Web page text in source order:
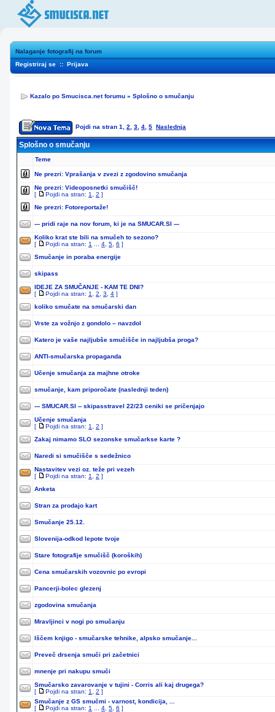
Nalaganje fotografij na forum
Registriraj se :: Prijava
Kazalo po Smucisca.net forumu » Splošno o smučanju
Pojdi na stran 1 2 3 4 5 Naslednja
Splošno o smučanju
Teme
Ne prezri: Vprašanja v zvezi z zgodovino smučanja
Ne prezri: Videoposnetki smučišč!
[
Pojdi na stran: 1 2 ]
Ne prezri: Fotoreportaže!
--- pridi raje na nov forum, ki je na SMUCAR.SI ---
Koliko krat ste bili na smučeh to sezono?
[
Pojdi na stran: 1 4 5 6 ]
Smučanje in poraba energije
skipass
IDEJE ZA SMUČANJE - KAM TE DNI?
[
Pojdi na stran: 1 2 3 4 ]
koliko smučate na smučarski dan
Vrste za vožnjo z gondolo – navzdol
Katero je vaše najljubše smučišče in najljubša proga?
ANTI-smučarska propaganda
Učenje smučanja za majhne otroke
smučanje, kam priporočate (naslednji teden)
--- SMUCAR.SI -- skipasstravel 22/23 ceniki se pričenjajo
Učenje smučanja
[
Pojdi na stran: 1 2 ]
Zakaj nimamo SLO sezonske smučarkse karte ?
Naredi si smučišče s sedežnico
Nastavitev vezi oz. teže pri vezeh
[
Pojdi na stran: 1 2 ]
Anketa
Stran za prodajo kart
Smučanje 25.12.
Slovenija-odkod lepote tvoje
Stare fotografije smučišč (koroških)
Cena smučarskih vozovnic po evropi
Pancerji-bolec glezenj
zgodovina smučanja
Mravljinci v nogi po smučanju
Iščem knjigo - smučarske tehnike, alpsko smučanje...
Preveč drsenja smuči pri začetnici
mnenje pri nakupu smuči
Smučarsko zavarovanje v tujini - Corris ali kaj drugega?
[
Pojdi na stran: 1 2 ]
Smučanje z GS smučmi - varnost, kondicija, ...
[
Pojdi na stran: 1 4 5 6 ]